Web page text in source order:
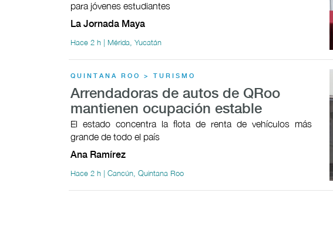
para jóvenes estudiantes
La Jornada Maya
Hace 2 h | Mérida, Yucatán
QUINTANA ROO > TURISMO
Arrendadoras de autos de QRoo
mantienen ocupación estable
El estado concentra la flota de renta de vehículos más
grande de todo el país
Ana Ramírez
Hace 2 h | Cancún, Quintana Roo